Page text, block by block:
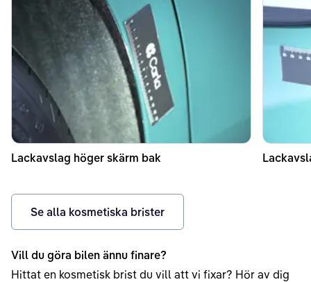
Lackavslag höger skärm bak
Se alla kosmetiska brister
Vill du göra bilen ännu finare?
Hittat en kosmetisk brist du vill att vi fixar? Hör av dig